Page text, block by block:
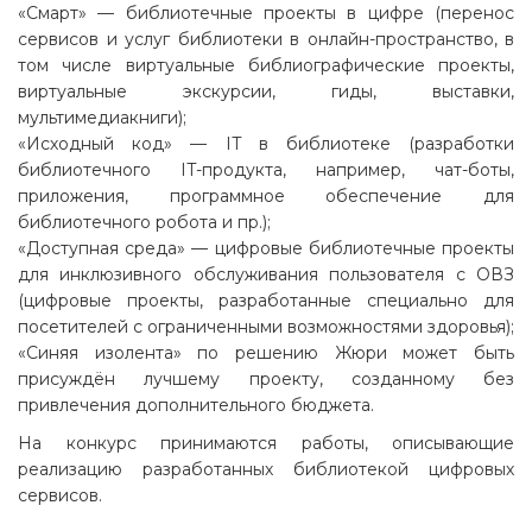
«Смарт» — библиотечные проекты в цифре (перенос
сервисов и услуг библиотеки в онлайн-пространство, в
том числе виртуальные библиографические проекты,
виртуальные экскурсии, гиды, выставки,
мультимедиакниги);
«Исходный код» — IT в библиотеке (разработки
библиотечного IT-продукта, например, чат-боты,
приложения, программное обеспечение для
библиотечного робота и пр.);
«Доступная среда» — цифровые библиотечные проекты
для инклюзивного обслуживания пользователя с ОВЗ
(цифровые проекты, разработанные специально для
посетителей с ограниченными возможностями здоровья);
«Синяя изолента» по решению Жюри может быть
присуждён лучшему проекту, созданному без
привлечения дополнительного бюджета.
На конкурс принимаются работы, описывающие
реализацию разработанных библиотекой цифровых
сервисов.